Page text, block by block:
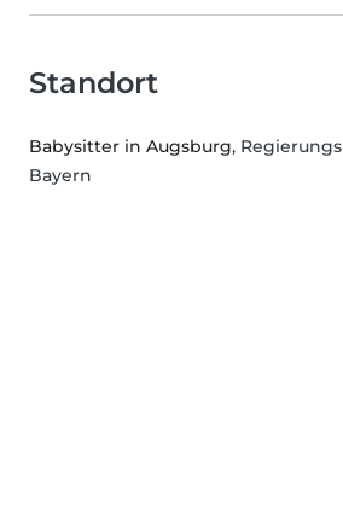
Standort
Babysitter in Augsburg,
Bayern